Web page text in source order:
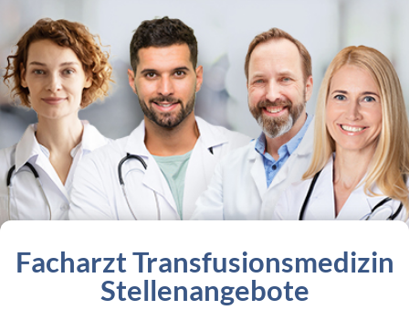
Facharzt Transfusionsmedizin
Stellenangebote